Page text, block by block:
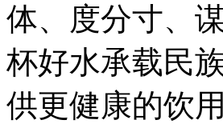
体、度分寸、
杯好水承载民
供更健康的饮